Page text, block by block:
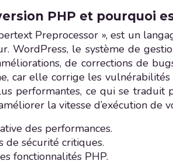
PHP et pourquoi
Preprocessor », est un
WordPress, le système de
de corrections de
car elle corrige les
performantes, ce qui se
la vitesse d’exécution de
des performances.
de sécurité critiques.
fonctionnalités PHP.